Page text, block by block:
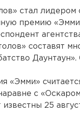
стал
премию
составят
«Эмми»
с
25